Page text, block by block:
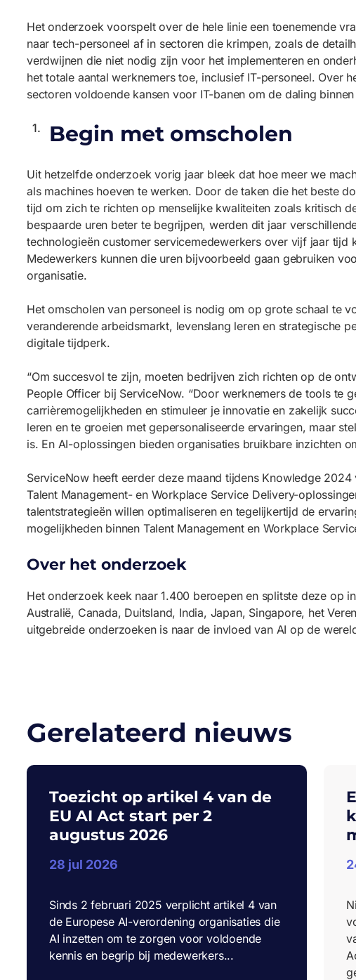
Het onderzoek voorspelt over de hele linie een toenemende
naar tech-personeel af in sectoren die krimpen, zoals de
verdwijnen die niet nodig zijn voor het implementeren en
het totale aantal werknemers toe, inclusief IT-personeel. Over
sectoren voldoende kansen voor IT-banen om de daling
Begin met omscholen
Uit hetzelfde onderzoek vorig jaar bleek dat hoe meer we
als machines hoeven te werken. Door de taken die het beste
tijd om zich te richten op menselijke kwaliteiten zoals kritisch
bespaarde uren beter te begrijpen, werden dit jaar
technologieën customer servicemedewerkers over vijf jaar
Medewerkers kunnen die uren bijvoorbeeld gaan gebruiken
organisatie.
Het omscholen van personeel is nodig om op grote schaal te
veranderende arbeidsmarkt, levenslang leren en strategische
digitale tijdperk.
“Om succesvol te zijn, moeten bedrijven zich richten op de
People Officer bij ServiceNow. “Door werknemers de tools te
carrièremogelijkheden en stimuleer je innovatie en zakelijk
leren en te groeien met gepersonaliseerde ervaringen, maar
is. En AI-oplossingen bieden organisaties bruikbare inzichten
ServiceNow heeft eerder deze maand tijdens Knowledge
Talent Management- en Workplace Service Delivery-
talentstrategieën willen optimaliseren en tegelijkertijd de
mogelijkheden binnen Talent Management en Workplace
Over het onderzoek
Het onderzoek keek naar 1.400 beroepen en splitste deze op
Australië, Canada, Duitsland, India, Japan, Singapore, het
uitgebreide onderzoeken is naar de invloed van AI op de
Gerelateerd nieuws
Toezicht op artikel 4 van de
EU AI Act start per 2
augustus 2026
28 jul 2026
Sinds 2 februari 2025 verplicht artikel 4 van
de Europese AI-verordening organisaties die
AI inzetten om te zorgen voor voldoende
kennis en begrip bij medewerkers...